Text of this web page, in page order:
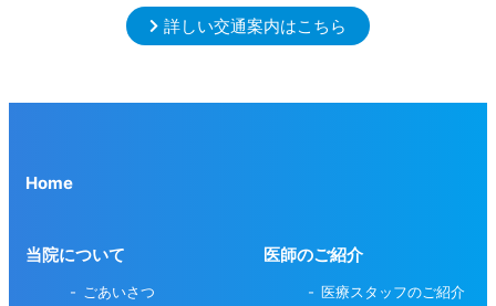
詳しい交通案内はこちら
Home
当院について
ごあいさつ
医師のご紹介
医療スタッフのご紹介